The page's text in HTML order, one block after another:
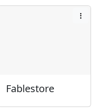
Fablestore